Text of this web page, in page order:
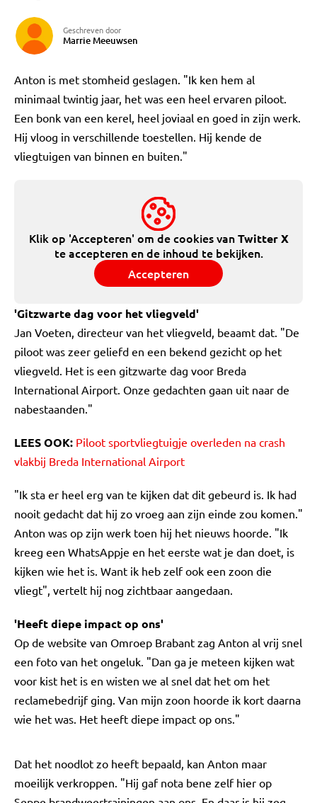
Geschreven door
Marrie Meeuwsen
Anton is met stomheid geslagen. "Ik ken hem al
minimaal twintig jaar, het was een heel ervaren piloot.
Een bonk van een kerel, heel joviaal en goed in zijn werk.
Hij vloog in verschillende toestellen. Hij kende de
vliegtuigen van binnen en buiten."
Klik op 'Accepteren' om de cookies vanTwitter X
te accepteren en de inhoud te bekijken.
Accepteren
'Gitzwarte dag voor het vliegveld'
Jan Voeten, directeur van het vliegveld, beaamt dat. "De
piloot was zeer geliefd en een bekend gezicht op het
vliegveld. Het is een gitzwarte dag voor Breda
International Airport. Onze gedachten gaan uit naar de
nabestaanden."
LEES OOK: Piloot sportvliegtuigje overleden na crash
vlakbij Breda International Airport
"Ik sta er heel erg van te kijken dat dit gebeurd is. Ik had
nooit gedacht dat hij zo vroeg aan zijn einde zou komen."
Anton was op zijn werk toen hij het nieuws hoorde. "Ik
kreeg een WhatsAppje en het eerste wat je dan doet, is
kijken wie het is. Want ik heb zelf ook een zoon die
vliegt", vertelt hij nog zichtbaar aangedaan.
'Heeft diepe impact op ons'
Op de website van Omroep Brabant zag Anton al vrij snel
een foto van het ongeluk. "Dan ga je meteen kijken wat
voor kist het is en wisten we al snel dat het om het
reclamebedrijf ging. Van mijn zoon hoorde ik kort daarna
wie het was. Het heeft diepe impact op ons."
Dat het noodlot zo heeft bepaald, kan Anton maar
moeilijk verkroppen. "Hij gaf nota bene zelf hier op